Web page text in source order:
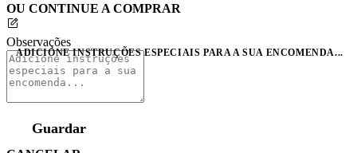
OU CONTINUE A COMPRAR
Observações
ADICIONE INSTRUÇÕES ESPECIAIS PARA A SUA ENCOMENDA...
Guardar